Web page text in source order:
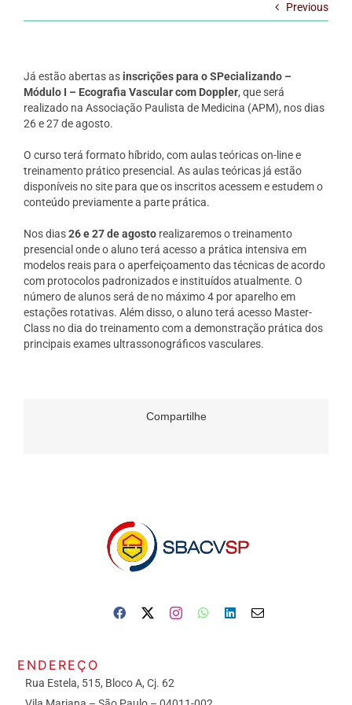
Previous
Já estão abertas as inscrições para o SPecializando –
Módulo I – Ecografia Vascular com Doppler, que será
realizado na Associação Paulista de Medicina (APM), nos dias
26 e 27 de agosto.
O curso terá formato híbrido, com aulas teóricas on-line e
treinamento prático presencial. As aulas teóricas já estão
disponíveis no site para que os inscritos acessem e estudem o
conteúdo previamente a parte prática.
Nos dias26 e 27 de agosto realizaremos o treinamento
presencial onde o aluno terá acesso a prática intensiva em
modelos reais para o aperfeiçoamento das técnicas de acordo
com protocolos padronizados e instituídos atualmente. O
número de alunos será de no máximo 4 por aparelho em
estações rotativas. Além disso, o aluno terá acesso Master-
Class no dia do treinamento com a demonstração prática dos
principais exames ultrassonográficos vasculares.
Compartilhe
ENDEREÇO
Rua Estela, 515, Bloco A, Cj. 62